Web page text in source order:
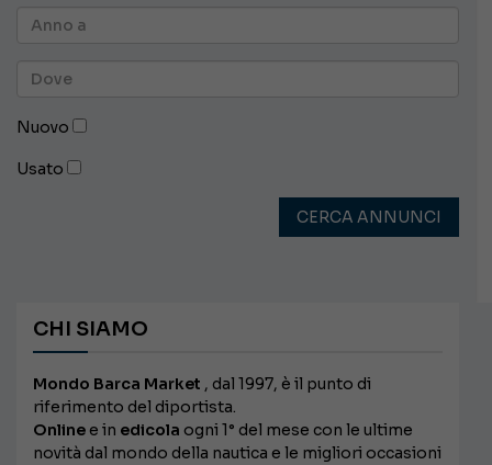
Nuovo
Usato
CERCA ANNUNCI
CHI SIAMO
Mondo Barca Market , dal 1997, è il punto di
riferimento del diportista.
Online e in edicola ogni 1° del mese con le ultime
novità dal mondo della nautica e le migliori occasioni